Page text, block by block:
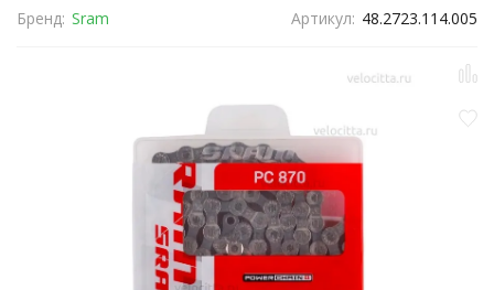
Бренд: Sram Артикул: 48.2723.114.005